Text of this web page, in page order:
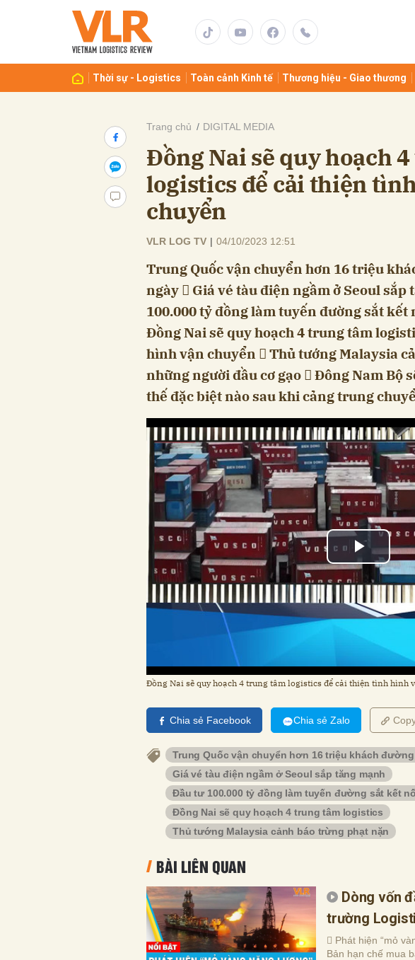
Thời sự - Logistics Toàn cảnh Kinh tế Thương hiệu - Giao thương
Trang chủ DIGITAL MEDIA
Đồng Nai sẽ quy hoạch
logistics để cải thiện
chuyển
VLR LOG TV | 04/10/2023 12:51
Trung Quốc vận chuyển hơn 16 triệu
ngày  Giá vé tàu điện ngầm ở Seoul sắp
100.000 tỷ đồng làm tuyến đường sắt kết
Đồng Nai sẽ quy hoạch 4 trung tâm
hình vận chuyển  Thủ tướng Malaysia
những người đầu cơ gạo  Đông Nam Bộ
thế đặc biệt nào sau khi cảng trung
Đồng Nai sẽ quy hoạch 4 trung tâm logistics để cải thiện tình hình
Chia sẻ Facebook Chia sẻ Zalo
Trung Quốc vận chuyển hơn 16 triệu khách
Giá vé tàu điện ngầm ở Seoul sắp tăng mạnh
Đầu tư 100.000 tỷ đồng làm tuyến đường sắt kết
Đồng Nai sẽ quy hoạch 4 trung tâm logistics
Thủ tướng Malaysia cảnh báo trừng phạt nặn
BÀI LIÊN QUAN
Dòng vốn
trường
 Phát hiện “mỏ
Bản hạn chế mua
Gửi bình luận